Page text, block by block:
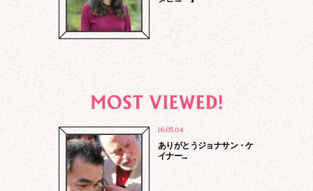
16.05.04
ありがとうジョナサン・ケ
イナー...